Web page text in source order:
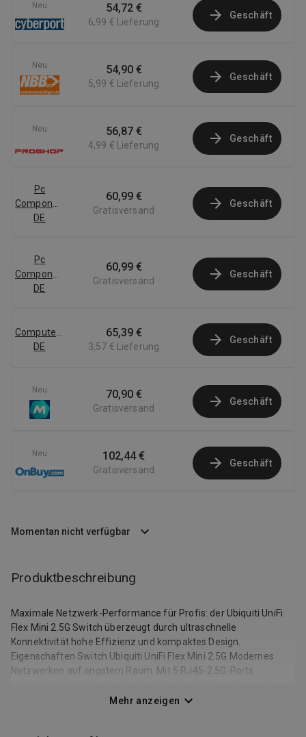
Neu 54,72 €
6,99 € Lieferung
Geschäft
Neu 54,90 €
5,99 € Lieferung
Geschäft
Neu 56,87 €
4,99 € Lieferung
Geschäft
Pc
Componentes
DE
60,99 €
Gratisversand
Geschäft
Pc
Componentes
DE
60,99 €
Gratisversand
Geschäft
Computersalg
DE
65,39 €
3,57 € Lieferung
Geschäft
Neu 70,90 €
Gratisversand
Geschäft
Neu 102,44 €
Gratisversand
Geschäft
Momentan nicht verfügbar
Produktbeschreibung
Maximale Netzwerk-Performance für Profis: der Ubiquiti UniFi
Flex Mini 2.5G Switch überzeugt durch ultraschnelle
Konnektivität hohe Effizienz und kompaktes Design.
Eigenschaften Switch Ubiquiti UniFi Flex Mini 2.5G Modernes
Netzwerken auf engstem Raum. Mit 5 RJ45-2.5G-Ports
ermöglicht stabile blitzschnelle Datenübertragungen – ideal fu?r
Mehr anzeigen